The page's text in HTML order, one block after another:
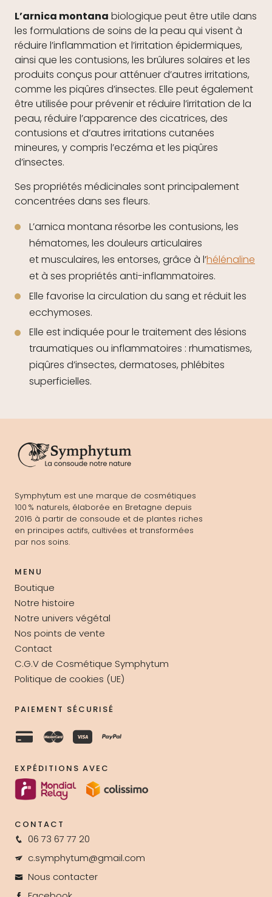
L’arnica montana biologique peut être utile dans
les formulations de soins de la peau qui visent à
réduire l’inflammation et l’irritation épidermiques,
ainsi que les contusions, les brûlures solaires et les
produits conçus pour atténuer d’autres irritations,
comme les piqûres d’insectes. Elle peut également
être utilisée pour prévenir et réduire l’irritation de la
peau, réduire l’apparence des cicatrices, des
contusions et d’autres irritations cutanées
mineures, y compris l’eczéma et les piqûres
d’insectes.
Ses propriétés médicinales sont principalement
concentrées dans ses fleurs.
L’arnica montana résorbe les contusions, les
hématomes, les douleurs articulaires
et musculaires, les entorses, grâce à l’hélénaline
et à ses propriétés anti-inflammatoires.
Elle favorise la circulation du sang et réduit les
ecchymoses.
Elle est indiquée pour le traitement des lésions
traumatiques ou inflammatoires : rhumatismes,
piqûres d’insectes, dermatoses, phlébites
superficielles.
Symphytum est une marque de cosmétiques
100 % naturels, élaborée en Bretagne depuis
2016 à partir de consoude et de plantes riches
en principes actifs, cultivées et transformées
par nos soins.
MENU
Boutique
Notre histoire
Notre univers végétal
Nos points de vente
Contact
C.G.V de Cosmétique Symphytum
Politique de cookies (UE)
PAIEMENT SÉCURISÉ
EXPÉDITIONS AVEC
CONTACT
06 73 67 77 20
c.symphytum@gmail.com
Nous contacter